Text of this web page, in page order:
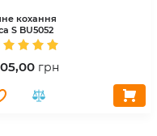
кохання
S BU5052
грн